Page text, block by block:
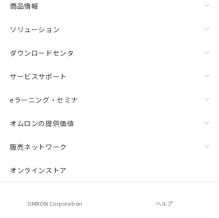
商品情報
ソリューション
ダウンロードセンタ
サービスサポート
eラーニング・セミナ
オムロンの提供価値
販売ネットワーク
オンラインストア
OMRON Corporation ヘルプ